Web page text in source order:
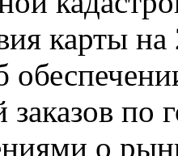
карты
по
о